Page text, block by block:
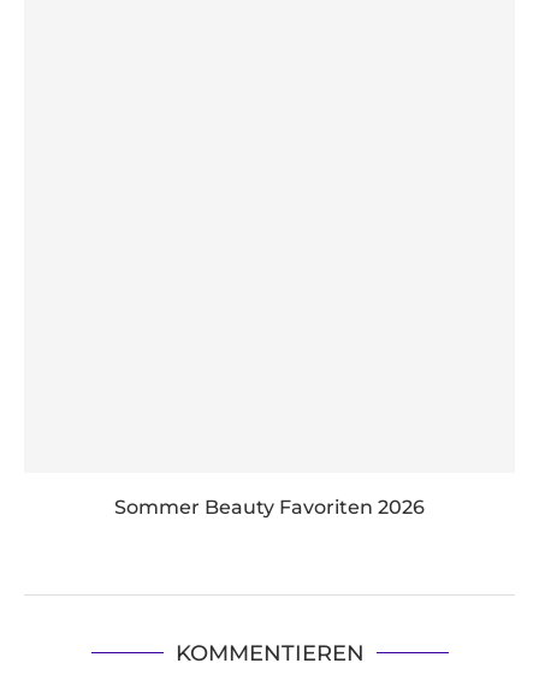
Sommer Beauty Favoriten 2026
KOMMENTIEREN